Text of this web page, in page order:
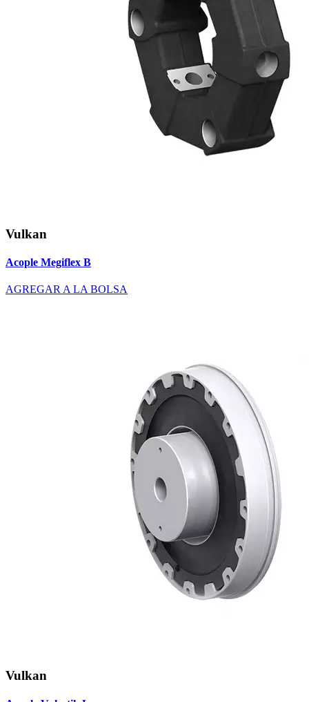
Vulkan
Acople Megiflex B
AGREGAR A LA BOLSA
Vulkan